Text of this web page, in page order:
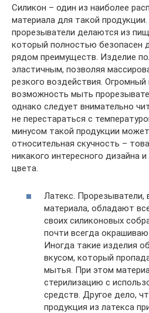
Силикон – один из наиболее
материала для такой
прорезыватели делаются из
который полностью безопасен
рядом преимуществ. Изделие
эластичным, позволяя
резкого воздействия.
возможность мыть
однако следует внимательно
не перестараться с
минусом такой продукции
относительная скучность –
никакого интересного дизайна
цвета.
Латекс. Прорезыватели,
материала, обладают
своих силиконовых
почти всегда
Иногда такие изделия
вкусом, который
мытья. При этом
стерилизацию с
средств. Другое дело,
продукция из латекса